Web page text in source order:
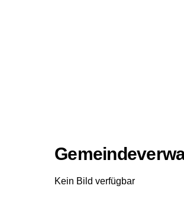
Kein Bild verfügbar